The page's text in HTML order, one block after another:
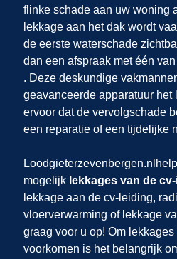
flinke schade aan uw woning
lekkage aan het dak wordt
de eerste waterschade
dan een afspraak met één
. Deze deskundige
geavanceerde apparatuur het
ervoor dat de vervolgschade
een reparatie of een tijdelijke
Loodgieterzevenbergen.nl
mogelijk lekkages van de
lekkage aan de cv-leiding,
vloerverwarming of lekkage
graag voor u op! Om
voorkomen is het belangrijk